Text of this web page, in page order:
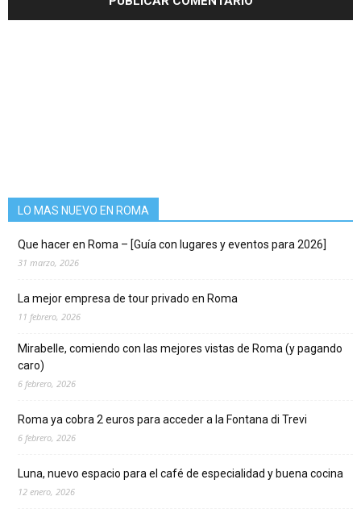
LO MAS NUEVO EN ROMA
Que hacer en Roma – [Guía con lugares y eventos para 2026]
31 marzo, 2026
La mejor empresa de tour privado en Roma
11 febrero, 2026
Mirabelle, comiendo con las mejores vistas de Roma (y pagando
caro)
6 febrero, 2026
Roma ya cobra 2 euros para acceder a la Fontana di Trevi
6 febrero, 2026
Luna, nuevo espacio para el café de especialidad y buena cocina
12 enero, 2026